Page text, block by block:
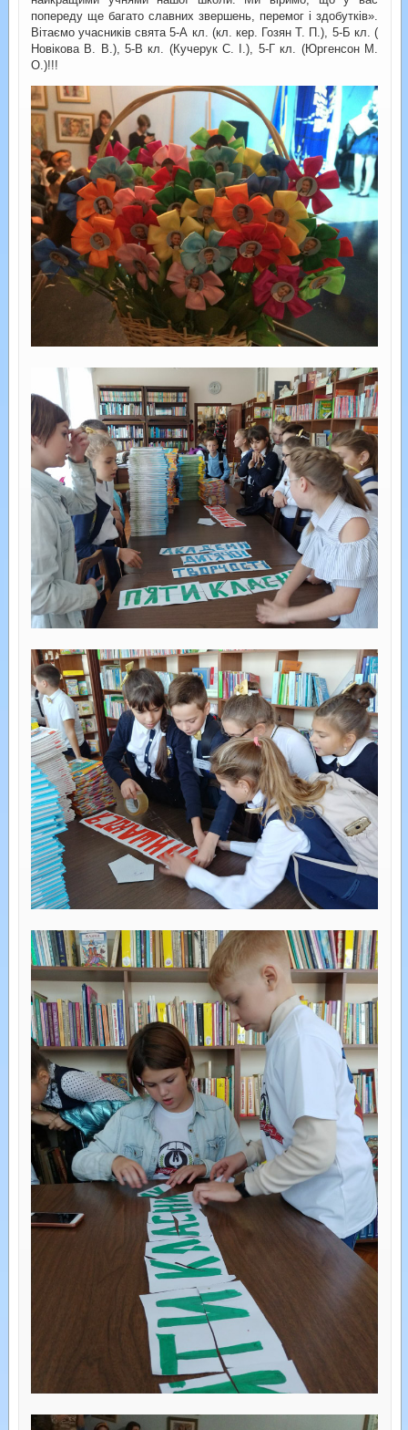
попереду ще багато славних звершень, перемог і здобутків».
Вітаємо учасників свята 5-А кл. (кл. кер. Гозян Т. П.), 5-Б кл. (
Новікова В. В.), 5-В кл. (Кучерук С. І.), 5-Г кл. (Юргенсон М.
О.)!!!